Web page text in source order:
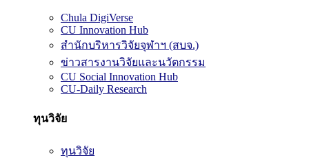
Chula DigiVerse
CU Innovation Hub
สำนักบริหารวิจัยจุฬาฯ (สบจ.)
ข่าวสารงานวิจัยและนวัตกรรม
CU Social Innovation Hub
CU-Daily Research
ทุนวิจัย
ทุนวิจัย